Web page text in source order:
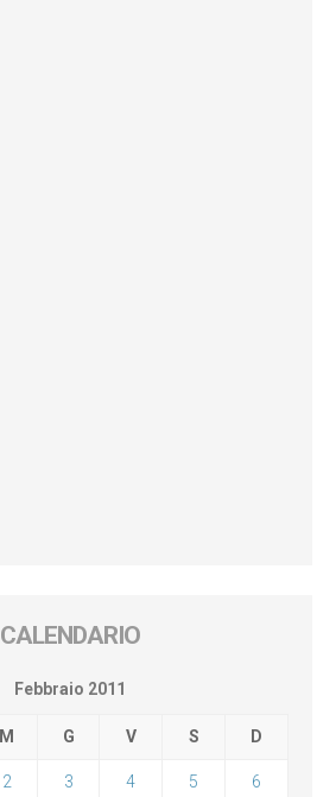
CALENDARIO
Febbraio 2011
M G V S D
2 3 4 5 6